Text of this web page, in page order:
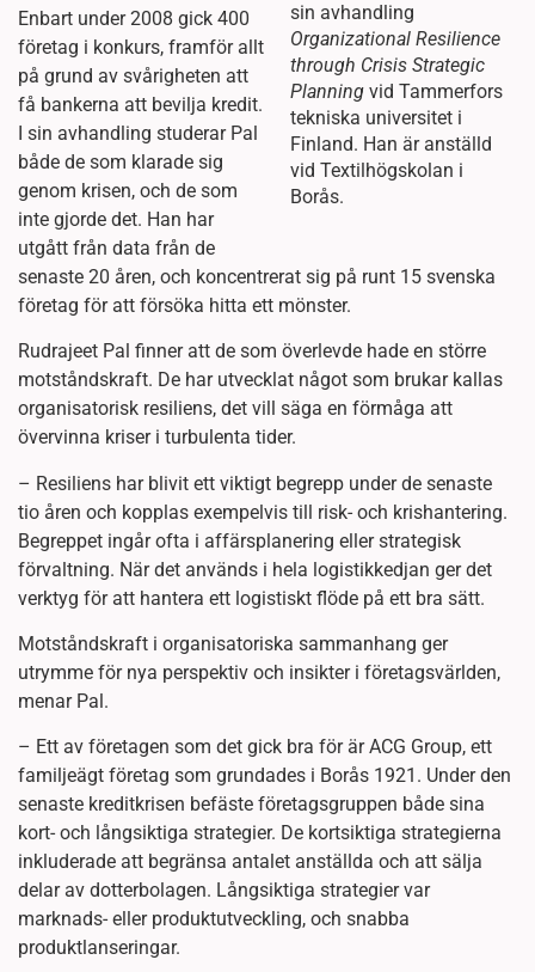
sin avhandling
Organizational Resilience
through Crisis Strategic
Planning vid Tammerfors
tekniska universitet i
Finland. Han är anställd
vid Textilhögskolan i
Borås.
Enbart under 2008 gick 400
företag i konkurs, framför allt
på grund av svårigheten att
få bankerna att bevilja kredit.
I sin avhandling studerar Pal
både de som klarade sig
genom krisen, och de som
inte gjorde det. Han har
utgått från data från de
senaste 20 åren, och koncentrerat sig på runt 15 svenska
företag för att försöka hitta ett mönster.
Rudrajeet Pal finner att de som överlevde hade en större
motståndskraft. De har utvecklat något som brukar kallas
organisatorisk resiliens, det vill säga en förmåga att
övervinna kriser i turbulenta tider.
– Resiliens har blivit ett viktigt begrepp under de senaste
tio åren och kopplas exempelvis till risk- och krishantering.
Begreppet ingår ofta i affärsplanering eller strategisk
förvaltning. När det används i hela logistikkedjan ger det
verktyg för att hantera ett logistiskt flöde på ett bra sätt.
Motståndskraft i organisatoriska sammanhang ger
utrymme för nya perspektiv och insikter i företagsvärlden,
menar Pal.
– Ett av företagen som det gick bra för är ACG Group, ett
familjeägt företag som grundades i Borås 1921. Under den
senaste kreditkrisen befäste företagsgruppen både sina
kort- och långsiktiga strategier. De kortsiktiga strategierna
inkluderade att begränsa antalet anställda och att sälja
delar av dotterbolagen. Långsiktiga strategier var
marknads- eller produktutveckling, och snabba
produktlanseringar.